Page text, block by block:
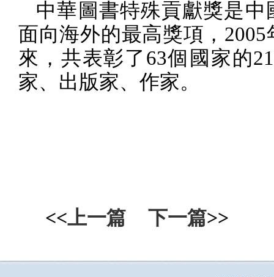
中華圖書特殊貢獻獎是中
面向海外的最高獎項， 2005
來，共表彰了 63個國家的
家、出版家、作家。
<<上一篇 下一篇>>